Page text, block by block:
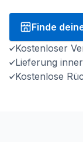
Finde
Kostenloser
Lieferung
Kostenlose